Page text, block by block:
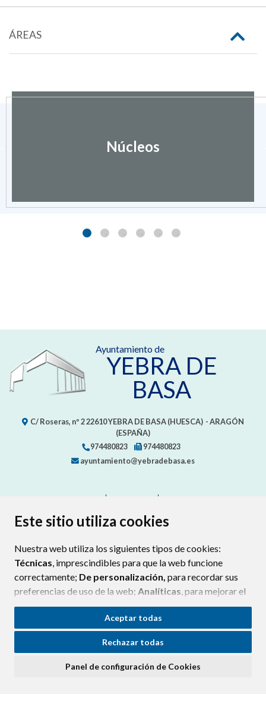
Este sitio utiliza cookies
Nuestra web utiliza los siguientes tipos de cookies:
Técnicas, imprescindibles para que la web funcione
correctamente; De personalización, para recordar sus
preferencias de uso de la web; Analíticas, para mejorar el
funcionamiento de la web y sus servicios.
Si acepta pulsando el botón“Aceptar todas”
consideramos que acepta su uso. Si pulsa el botón
ninguna acción, se guardarán las cookies técnicas
Aceptar todas
Rechazar todas
Panel de configuración de Cookies
ÁREAS
Núcleos
Ayuntamiento de
YEBRA DE
BASA
C/ Roseras, nº 222610YEBRA DE BASA (HUESCA) - ARAGÓN
(ESPAÑA)
974480823
974480823
ayuntamiento@yebradebasa.es
PROTECCIÓN DE DATOS
POLÍTICA DE COOKIES